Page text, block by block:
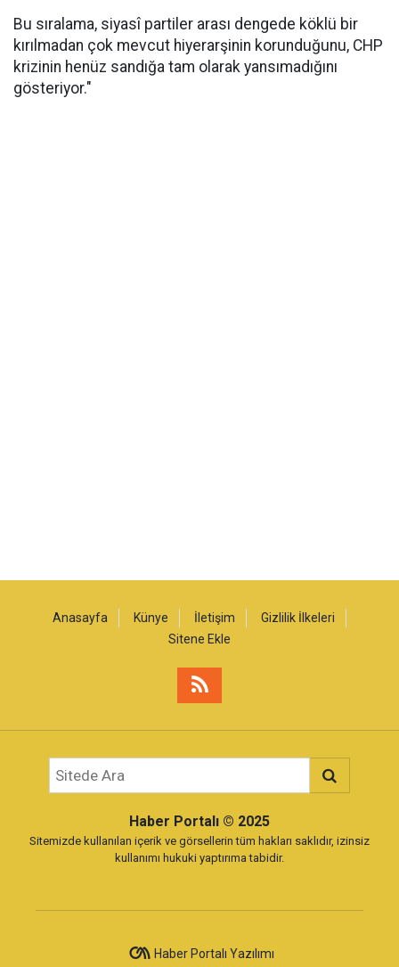
Bu sıralama, siyasî partiler arası dengede köklü bir
kırılmadan çok mevcut hiyerarşinin korunduğunu, CHP
krizinin henüz sandığa tam olarak yansımadığını
gösteriyor."
Anasayfa Künye İletişim
Gizlilik İlkeleri
Sitene Ekle
Haber Portalı © 2025
Sitemizde kullanılan içerik ve görsellerin tüm hakları saklıdır, izinsiz
kullanımı hukuki yaptırıma tabidir.
Haber Portalı Yazılımı